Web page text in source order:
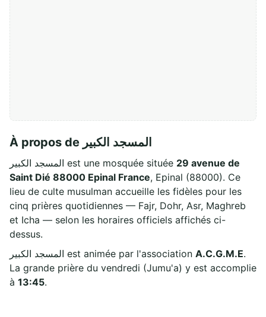
À propos de المسجد الكبير
المسجد الكبير est une mosquée située 29 avenue de
Saint Dié 88000 Epinal France, Epinal (88000). Ce
lieu de culte musulman accueille les fidèles pour les
cinq prières quotidiennes — Fajr, Dohr, Asr, Maghreb
et Icha — selon les horaires officiels affichés ci-
dessus.
المسجد الكبير est animée par l'association A.C.G.M.E.
La grande prière du vendredi (Jumu'a) y est accomplie
à 13:45.